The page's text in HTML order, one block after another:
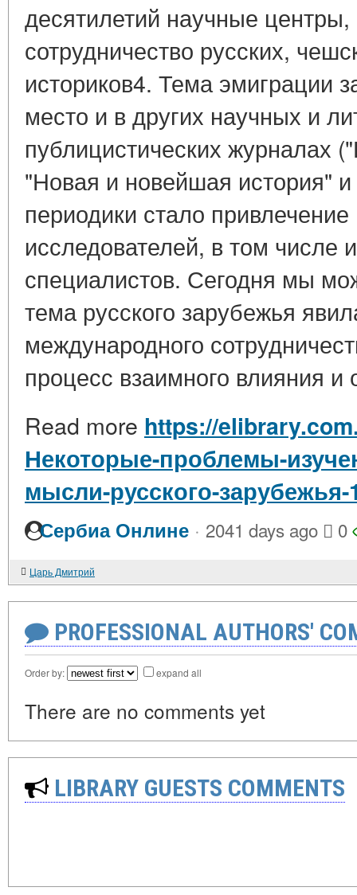
десятилетий научные
сотрудничество русских,
историков4. Тема эмиграции
место и в других научных и
публицистических журналах
"Новая и новейшая история"
периодики стало привлечение
исследователей, в том числе
специалистов. Сегодня мы
тема русского зарубежья
международного
процесс взаимного влияния
Read more https://
Некоторые-проблемы-
мысли-русского-зарубежья-
Сербиа Онлине · 2041 days ago 0
Царь Дмитрий
PROFESSIONAL AUTHORS'
Order by: expand all
There are no comments yet
LIBRARY GUESTS COMMENTS